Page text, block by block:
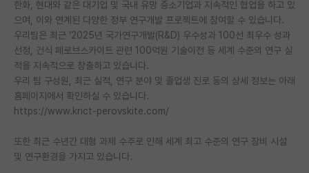
특수/전문대학원 게시판
반도체/AI 게시판
장학금/장학생 게시판
학술 정보 게시판
커리어
한화, 현대와 같은 대기업 및 국내 유망 중소기업과 지속적인 협업을 하고 있
으며, 이와 연계된 다양한 정부 연구개발 프로젝트에 참여할 수 있습니다.
우리팀은 최근 ‘2025년 국가연구개발(R&D) 우수성과 100선 최우수 성과
선정, 건식 페로브스카이트 관련 100억원 기술이전 등 세계 수준의 연구 실
적을 지속적으로 창출하고 있습니다.
우리 팀 구성원, 최근 실적, 연구 분야 및 졸업생 진로 등의 상세 정보는 아래
홈페이지에서 확인하실 수 있습니다.
https://www.krict-perovskite.com/
또한 최근 수년간 대형 과제 수주로 인해 세계 최고 수준의 연구 장비 시설
및 연구환경을 가지고 있습니다.